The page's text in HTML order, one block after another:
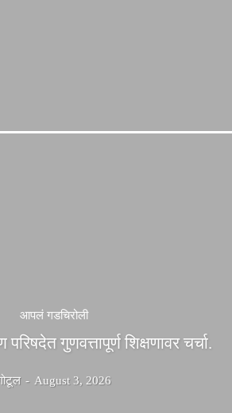
आपलं गडचिरोली
गुणवत्तापूर्ण शिक्षणावर चर्चा.
- August 3, 2026